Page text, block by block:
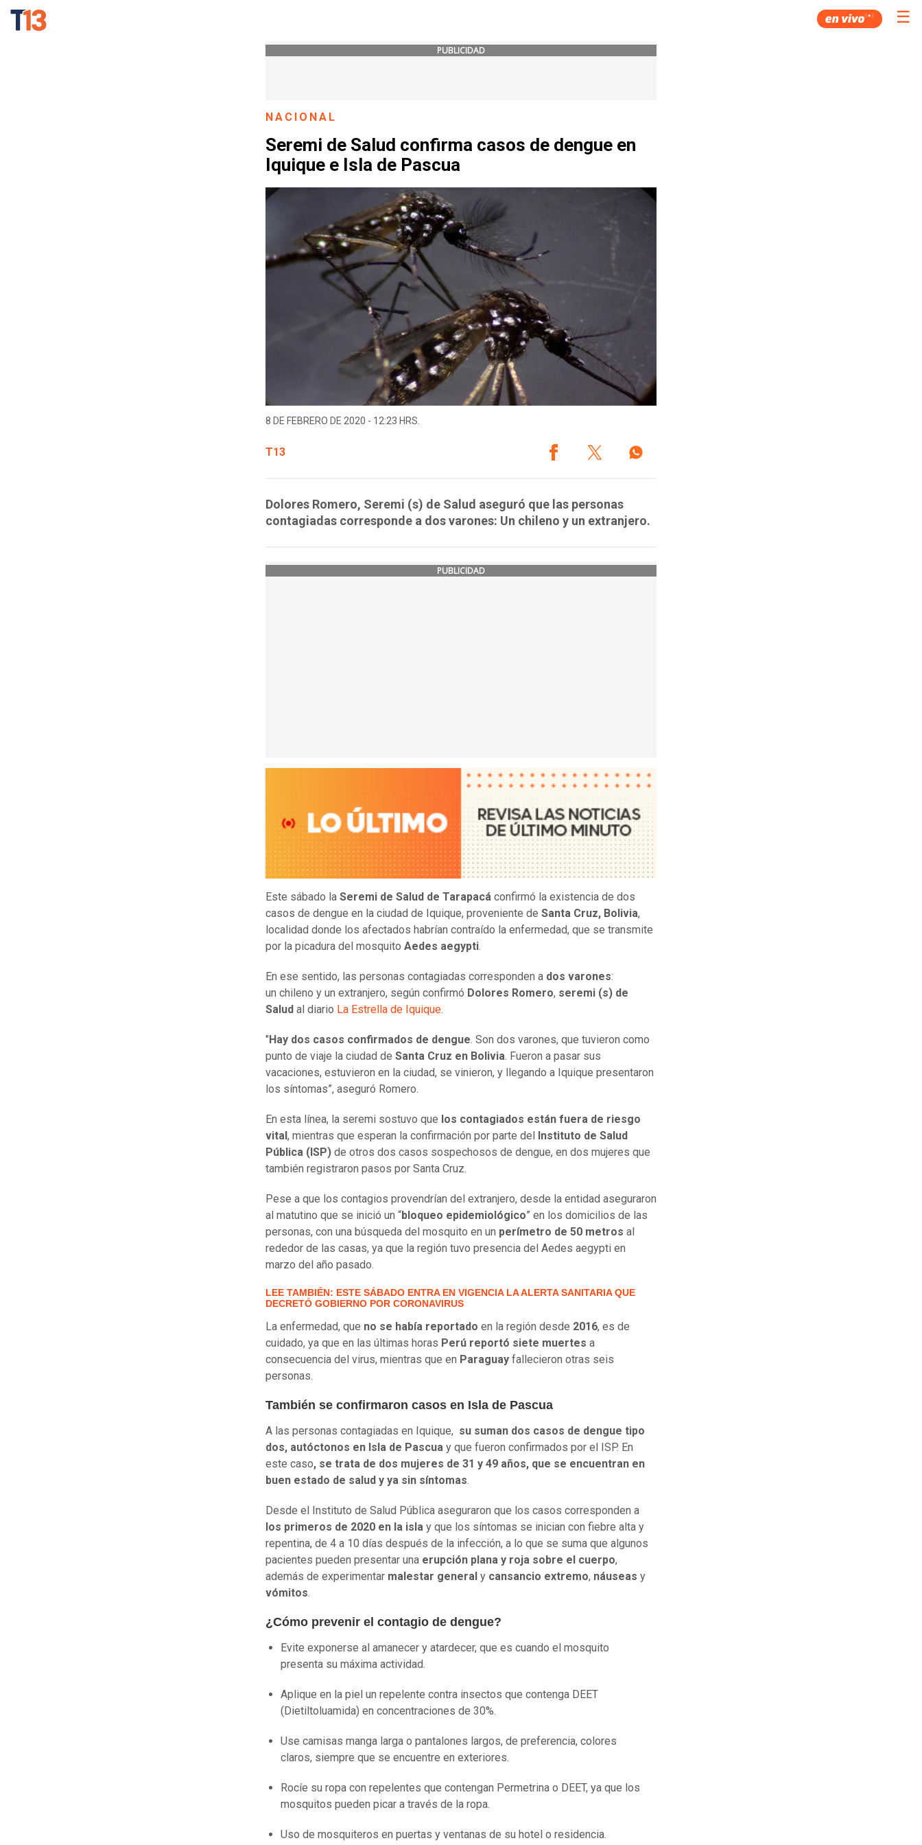
☰
PUBLICIDAD
NACIONAL
Seremi de Salud confirma casos de dengue en
Iquique e Isla de Pascua
8 DE FEBRERO DE 2020 - 12:23 HRS.
T13
Dolores Romero, Seremi (s) de Salud aseguró que las personas
contagiadas corresponde a dos varones: Un chileno y un extranjero.
PUBLICIDAD
Este sábado la Seremi de Salud de Tarapacá confirmó la existencia de dos
casos de dengue en la ciudad de Iquique, proveniente de Santa Cruz, Bolivia,
localidad donde los afectados habrían contraído la enfermedad, que se transmite
por la picadura del mosquito Aedes aegypti.
En ese sentido, las personas contagiadas corresponden a dos varones:
un chileno y un extranjero, según confirmó Dolores Romero, seremi (s) de
Salud al diario La Estrella de Iquique.
" Hay dos casos confirmados de dengue. Son dos varones, que tuvieron como
punto de viaje la ciudad de Santa Cruz en Bolivia. Fueron a pasar sus
vacaciones, estuvieron en la ciudad, se vinieron, y llegando a Iquique presentaron
los síntomas”, aseguró Romero.
En esta línea, la seremi sostuvo que los contagiados están fuera de riesgo
vital , mientras que esperan la confirmación por parte del
Instituto de Salud
Pública (ISP) de otros dos casos sospechosos de dengue, en dos mujeres que
también registraron pasos por Santa Cruz.
Pese a que los contagios provendrían del extranjero, desde la entidad aseguraron
al matutino que se inició un “bloqueo epidemiológico” en los domicilios de las
personas, con una búsqueda del mosquito en un perímetro de 50 metros al
rededor de las casas, ya que la región tuvo presencia del Aedes aegypti en
marzo del año pasado.
LEE TAMBIÉN: ESTE SÁBADO ENTRA EN VIGENCIA LA ALERTA SANITARIA QUE
DECRETÓ GOBIERNO POR CORONAVIRUS
La enfermedad, que no se había reportado en la región desde 2016, es de
cuidado, ya que en las últimas horas Perú reportó siete muertes a
consecuencia del virus, mientras que en Paraguay fallecieron otras seis
personas.
También se confirmaron casos en Isla de Pascua
A las personas contagiadas en Iquique, su suman dos casos de dengue tipo
dos, autóctonos en Isla de Pascua y que fueron confirmados por el ISP. En
este caso, se trata de dos mujeres de 31 y 49 años, que se encuentran en
buen estado de salud y ya sin síntomas.
Desde el Instituto de Salud Pública aseguraron que los casos corresponden a
los primeros de 2020 en la isla y que los síntomas se inician con fiebre alta y
repentina, de 4 a 10 días después de la infección, a lo que se suma que algunos
pacientes pueden presentar una erupción plana y roja sobre el cuerpo,
además de experimentar malestar general y cansancio extremo, náuseas y
vómitos.
¿Cómo prevenir el contagio de dengue?
Evite exponerse al amanecer y atardecer, que es cuando el mosquito
presenta su máxima actividad.
Aplique en la piel un repelente contra insectos que contenga DEET
(Dietiltoluamida) en concentraciones de 30%.
Use camisas manga larga o pantalones largos, de preferencia, colores
claros, siempre que se encuentre en exteriores.
Rocíe su ropa con repelentes que contengan Permetrina o DEET, ya que los
mosquitos pueden picar a través de la ropa.
Uso de mosquiteros en puertas y ventanas de su hotel o residencia.